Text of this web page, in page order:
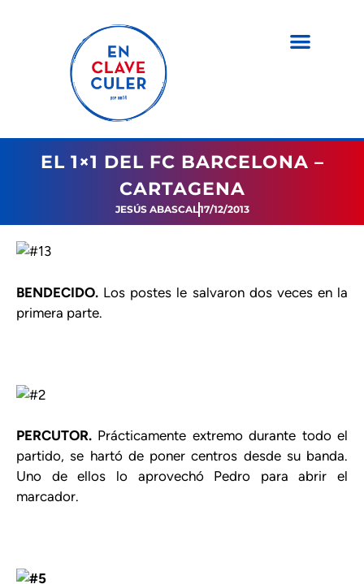
EL 1×1 DEL FC BARCELONA –
CARTAGENA
JESÚS ABASCAL17/12/2013
BENDECIDO. Los postes le salvaron dos veces en la
primera parte.
PERCUTOR. Prácticamente extremo durante todo el
partido, se hartó de poner centros desde su banda.
Uno de ellos lo aprovechó Pedro para abrir el
marcador.